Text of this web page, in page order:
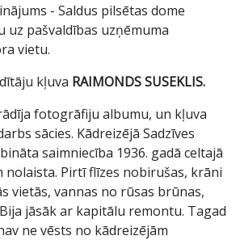
- Saldus pilsētas dome
uz pašvaldības uzņēmuma
vietu.
kļuva RAIMONDS SUSEKLIS.
fotogrāfiju albumu, un kļuva
sācies. Kādreizējā Sadzīves
saimniecība 1936. gadā celtajā
nolaista. Pirtī flīzes nobirušas, krāni
vietās, vannas no rūsas brūnas,
jāsāk ar kapitālu remontu. Tagad
ne vēsts no kādreizējām